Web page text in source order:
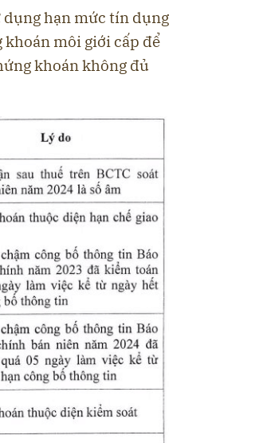
dụng hạn mức tín dụng
môi giới cấp để
khoán không đủ